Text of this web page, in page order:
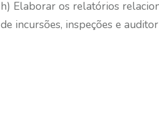
h) Elaborar os relatórios
de incursões, inspeções e